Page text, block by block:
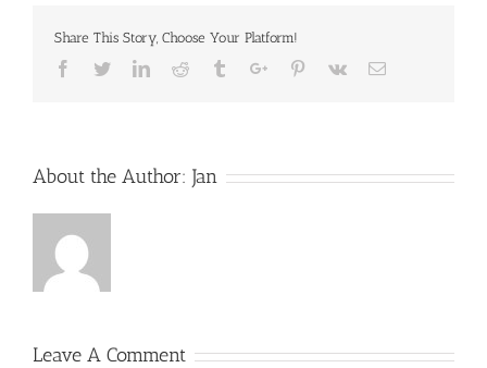
Share This Story, Choose Your Platform!
Facebook
TwitterLinkedinReddit TumblrGoogle+Pinterest
Vk Email
About the Author: Jan
Leave A Comment